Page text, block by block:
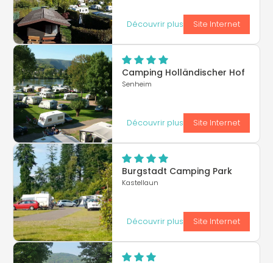
Découvrir plus Site Internet
Camping Holländischer Hof
Senheim
Découvrir plus Site Internet
Burgstadt Camping Park
Kastellaun
Découvrir plus Site Internet